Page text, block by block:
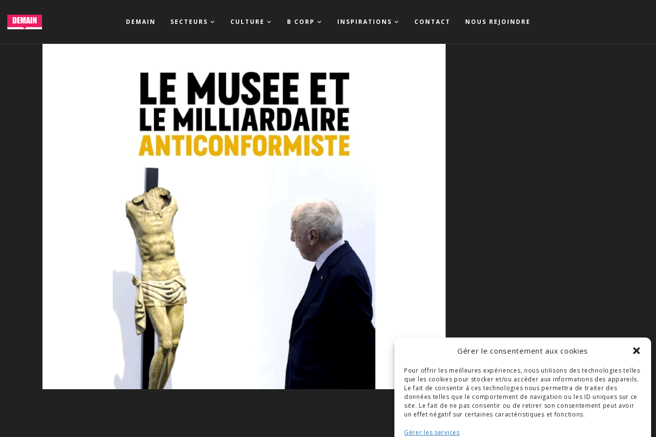
Gérer le consentement aux cookies
Pour offrir les meilleures expériences, nous utilisons des technologies telles
que les cookies pour stocker et/ou accéder aux informations des appareils.
Le fait de consentir à ces technologies nous permettra de traiter des
données telles que le comportement de navigation ou les ID uniques sur ce
site. Le fait de ne pas consentir ou de retirer son consentement peut avoir
un effet négatif sur certaines caractéristiques et fonctions.
Gérer les services
DEMAIN SECTEURS CULTURE B CORP INSPIRATIONS CONTACT NOUS REJOINDRE